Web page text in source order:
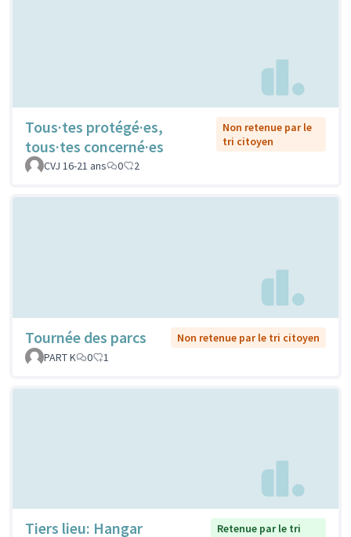
Tous·tes protégé·es,
tous·tes concerné·es
Non retenue par le
tri citoyen
CVJ 16-21 ans
0 2
Tournée des parcs
Non retenue par le tri citoyen
PART K
0 1
Tiers lieu: Hangar
Retenue par le tri